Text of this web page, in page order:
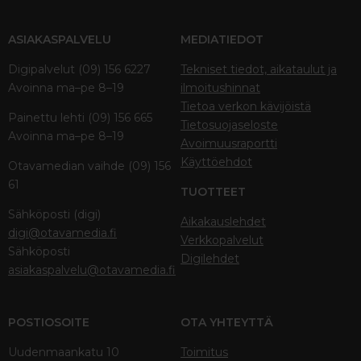
ASIAKASPALVELU
Digipalvelut (09) 156 6227
Avoinna ma–pe 8–19
Painettu lehti (09) 156 665
Avoinna ma–pe 8–19
Otavamedian vaihde (09) 156
61
Sähköposti (digi)
digi@otavamedia.fi
Sähköposti
asiakaspalvelu@otavamedia.fi
MEDIATIEDOT
Tekniset tiedot, aikataulut ja
ilmoitushinnat
Tietoa verkon kävijöistä
Tietosuojaseloste
Avoimuusraportti
Käyttöehdot
TUOTTEET
Aikakauslehdet
Verkkopalvelut
Digilehdet
POSTIOSOITE
Uudenmaankatu 10
OTA YHTEYTTÄ
Toimitus